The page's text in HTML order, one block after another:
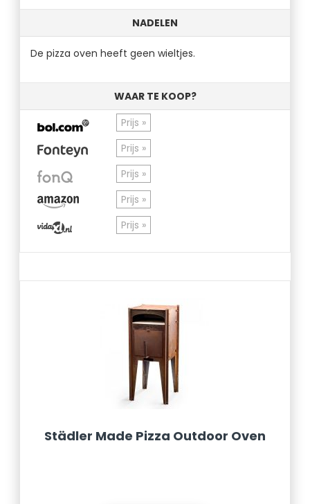
NADELEN
De pizza oven heeft geen wieltjes.
WAAR TE KOOP?
Prijs »
Prijs »
Prijs »
Prijs »
Prijs »
Städler Made Pizza Outdoor Oven